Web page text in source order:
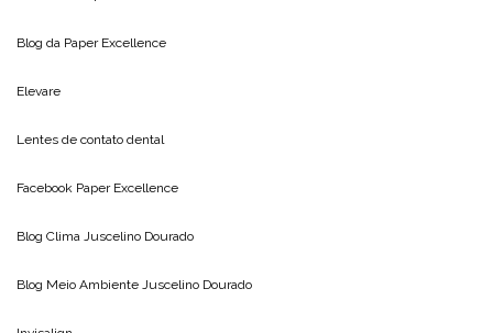
Blog da Paper Excellence
Elevare
Lentes de contato dental
Facebook Paper Excellence
Blog Clima Juscelino Dourado
Blog Meio Ambiente Juscelino Dourado